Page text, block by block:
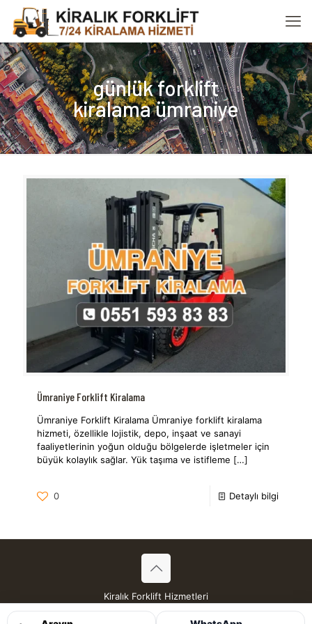
günlük forklift
kiralama ümraniye
Ümraniye Forklift Kiralama
Ümraniye Forklift Kiralama Ümraniye forklift kiralama
hizmeti, özellikle lojistik, depo, inşaat ve sanayi
faaliyetlerinin yoğun olduğu bölgelerde işletmeler için
büyük kolaylık sağlar. Yük taşıma ve istifleme […]
0 Detaylı bilgi
Kiralık Forklift Hizmetleri
Tüm Hakları Saklıdır © 2026